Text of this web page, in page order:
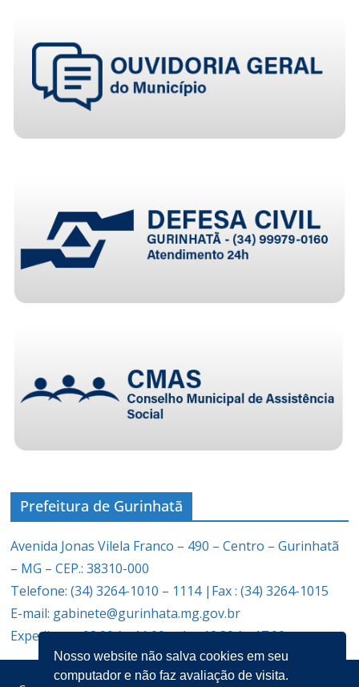
Prefeitura de Gurinhatã
Avenida Jonas Vilela Franco – 490 – Centro – Gurinhatã
– MG – CEP.: 38310-000
Telefone: (34) 3264-1010 – 1114 |Fax : (34) 3264-1015
E-mail: gabinete@gurinhata.mg.gov.br
Expediente: 08:00 às 11:00 e das 12:30 às 17:00
Nosso website não salva cookies em seu
computador e não faz avaliação de visita.